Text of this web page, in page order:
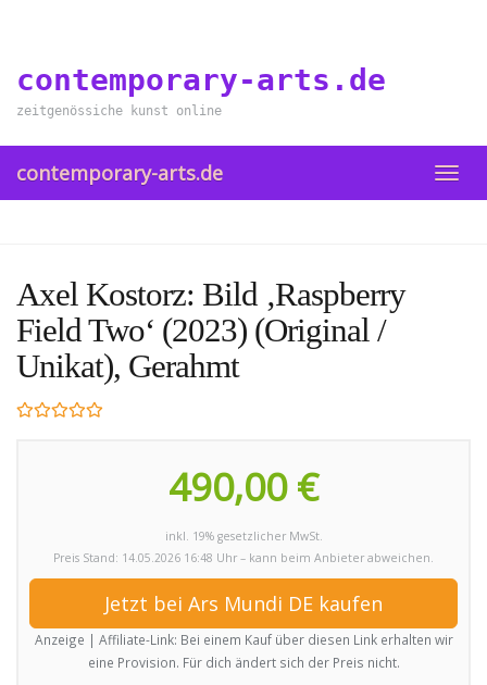
content
contemporary-arts.de
zeitgenössiche kunst online
contemporary-arts.de
Axel Kostorz: Bild ‚Raspberry
Field Two‘ (2023) (Original /
Unikat), Gerahmt
490,00 €
inkl. 19% gesetzlicher MwSt.
Preis Stand: 14.05.2026 16:48 Uhr – kann beim Anbieter abweichen.
Jetzt bei Ars Mundi DE kaufen
Anzeige | Affiliate-Link: Bei einem Kauf über diesen Link erhalten wir
eine Provision. Für dich ändert sich der Preis nicht.